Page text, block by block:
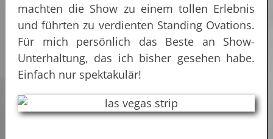
machten die Show zu einem tollen Erlebnis
und führten zu verdienten Standing Ovations.
Für mich persönlich das Beste an Show-
Unterhaltung, das ich bisher gesehen habe.
Einfach nur spektakulär!